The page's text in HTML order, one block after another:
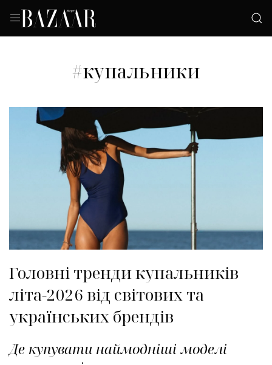
#купальники
Головні тренди купальників
літа-2026 від світових та
українських брендів
Де купувати наймодніші моделі